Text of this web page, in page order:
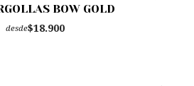
BOW GOLD
desde$18.900